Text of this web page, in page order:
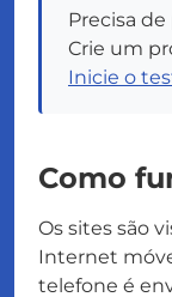
Precisa
Crie um
Inicie o
Como
Os sites são
Internet
telefone é